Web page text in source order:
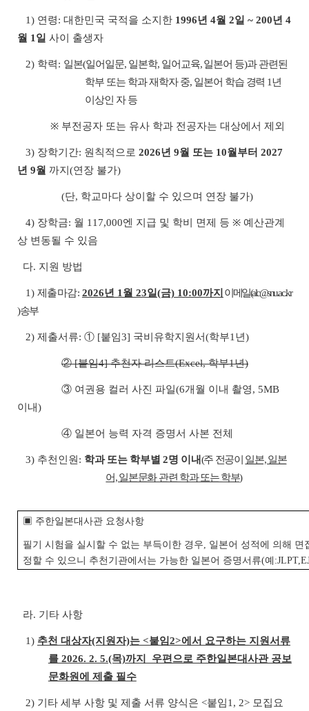
1) 연령: 대한민국 국적을 소지한 1996년 4월 2일 ~ 200년 4
월 1일 사이 출생자
2) 학력: 일본(일어일문, 일본학, 일어교육, 일본어 등)과 관련된
학부 또는 학과 재학자 중, 일본어 학습 경력 1년
이상인 자 등
※ 부전공자 또는 유사 학과 전공자는 대상에서 제외
3) 장학기간: 원칙적으로 2026년 9월 또는 10월부터 2027
년 9월 까지(연장 불가)
(단, 학교마다 상이할 수 있으며 연장 불가)
4) 장학금: 월 117,000엔 지급 및 학비 면제 등 ※ 예산관계
상 변동될 수 있음
다. 지원 방법
1) 제출마감: 2026년 1월 23일(금) 10:00까지 이메일(alc@snu.ac.kr
) 송부
2) 제출서류: ① [붙임3] 국비유학지원서(학부1년)
② [붙임4] 추천자 리스트(Excel, 학부1년)
③ 여권용 컬러 사진 파일(6개월 이내 촬영, 5MB
이내)
④ 일본어 능력 자격 증명서 사본 전체
3) 추천인원: 학과 또는 학부별 2명 이내(주 전공이 일본, 일본
어, 일본문화 관련 학과 또는 학부)
▣ 주한일본대사관 요청사항
필기 시험을 실시할 수 없는 부득이한 경우, 일본어 성적에 의해
정할 수 있으니 추천기관에서는 가능한 일본어 증명서류(예
라. 기타 사항
1) 추천 대상자(지원자)는 <붙임2>에서 요구하는 지원서류
를 2026. 2. 5.(목)까지 우편으로 주한일본대사관 공보
문화원에 제출 필수
2) 기타 세부 사항 및 제출 서류 양식은 <붙임1, 2> 모집요